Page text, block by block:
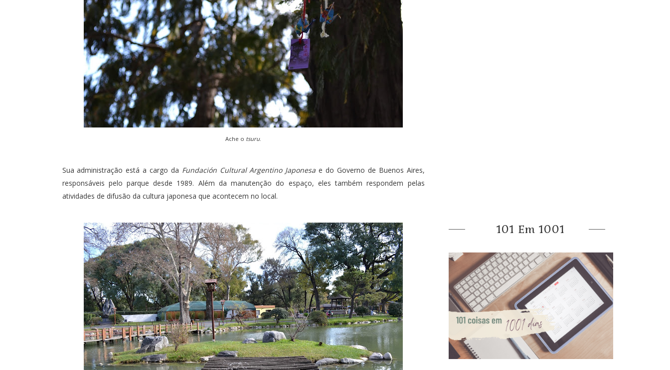
Ache o tsuru.
Sua administração está a cargo da Fundación Cultural Argentino Japonesa e do Governo de Buenos Aires,
responsáveis pelo parque desde 1989. Além da manutenção do espaço, eles também respondem pelas
atividades de difusão da cultura japonesa que acontecem no local.
101 Em 1001